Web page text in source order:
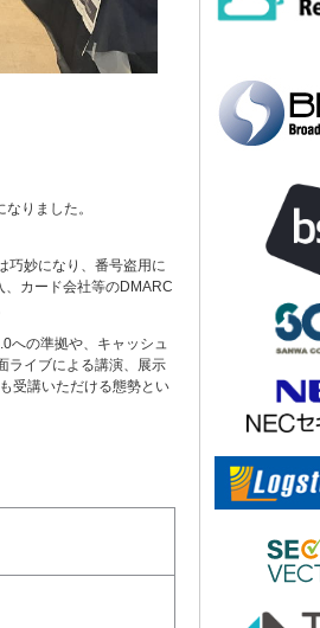
りました。
巧妙になり、番号盗用に
カード会社等のDMARC
への準拠や、キャッシュ
ライブによる講演、展示
受講いただける態勢とい